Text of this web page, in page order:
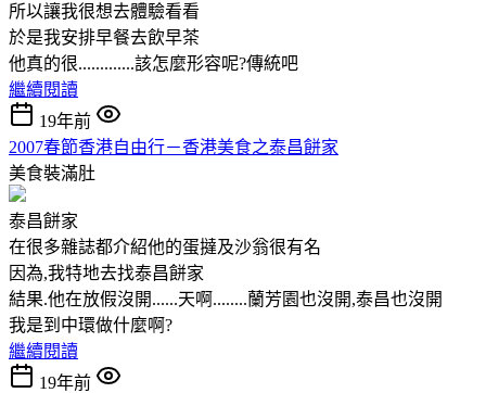
所以讓我很想去體驗看看
於是我安排早餐去飲早茶
他真的很.............該怎麼形容呢?傳統吧
繼續閱讀
19年前
2007春節香港自由行－香港美食之泰昌餅家
美食裝滿肚
泰昌餅家
在很多雜誌都介紹他的蛋撻及沙翁很有名
因為,我特地去找泰昌餅家
結果.他在放假沒開......天啊........蘭芳園也沒開,泰昌也沒開
我是到中環做什麼啊?
繼續閱讀
19年前